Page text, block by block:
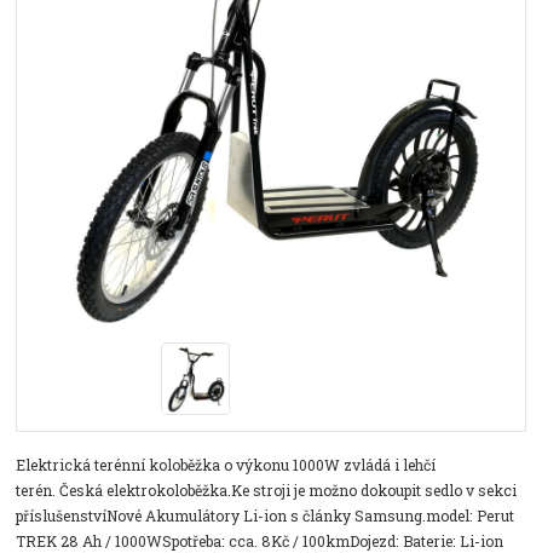
Elektrická terénní koloběžka o výkonu 1000W zvládá i lehčí
terén. Česká elektrokoloběžka.Ke stroji je možno dokoupit sedlo v sekci
příslušenstvíNové Akumulátory Li-ion s články Samsung.model: Perut
TREK 28 Ah / 1000WSpotřeba: cca. 8Kč / 100kmDojezd: Baterie: Li-ion